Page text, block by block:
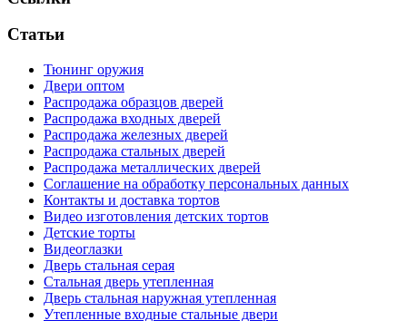
Статьи
Тюнинг оружия
Двери оптом
Распродажа образцов дверей
Распродажа входных дверей
Распродажа железных дверей
Распродажа стальных дверей
Распродажа металлических дверей
Соглашение на обработку персональных данных
Контакты и доставка тортов
Видео изготовления детских тортов
Детские торты
Видеоглазки
Дверь стальная серая
Стальная дверь утепленная
Дверь стальная наружная утепленная
Утепленные входные стальные двери